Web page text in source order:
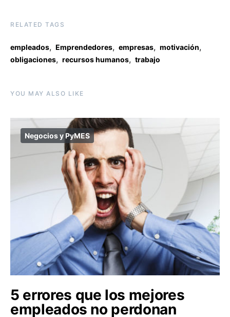
RELATED TAGS
empleados, Emprendedores, empresas, motivación,
obligaciones, recursos humanos, trabajo
YOU MAY ALSO LIKE
Negocios y PyMES
5 errores que los mejores
empleados no perdonan